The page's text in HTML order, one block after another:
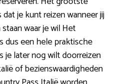
je kunt reizen wanneer jij
waar je wil Het
dus een hele praktische
je later nog wilt doorreizen
of bezienswaardigheden